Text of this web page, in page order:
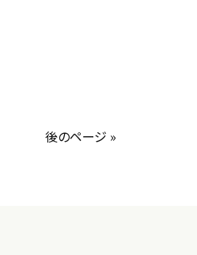
後のページ »